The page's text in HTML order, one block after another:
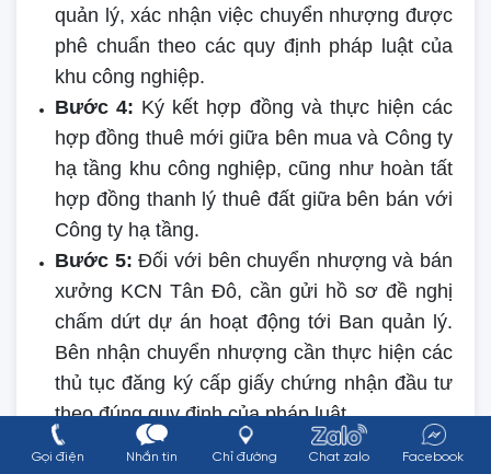
quản lý, xác nhận việc chuyển nhượng được
phê chuẩn theo các quy định pháp luật của
khu công nghiệp.
Bước 4: Ký kết hợp đồng và thực hiện các
hợp đồng thuê mới giữa bên mua và Công ty
hạ tầng khu công nghiệp, cũng như hoàn tất
hợp đồng thanh lý thuê đất giữa bên bán với
Công ty hạ tầng.
Bước 5:Đối với bên chuyển nhượng và bán
xưởng KCN Tân Đô, cần gửi hồ sơ đề nghị
chấm dứt dự án hoạt động tới Ban quản lý.
Bên nhận chuyển nhượng cần thực hiện các
thủ tục đăng ký cấp giấy chứng nhận đầu tư
theo đúng quy định của pháp luật.
Gọi điện Nhắn tin Chỉ đường Chat zalo Facebook